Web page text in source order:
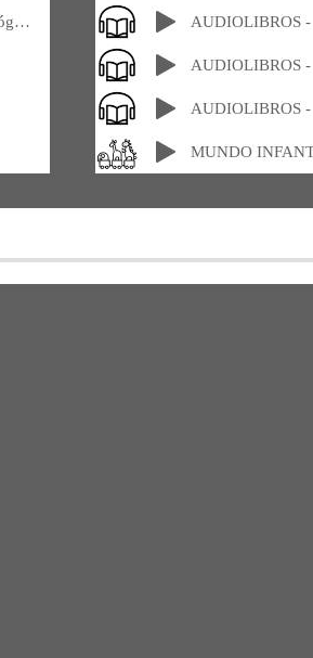
AUDIOGUÍAS: museos, bodegas, recorridos arqueológicos, turísticos... AUDIOLIBROS
AUDIOLIBROS -
AUDIOLIBROS
MUNDO